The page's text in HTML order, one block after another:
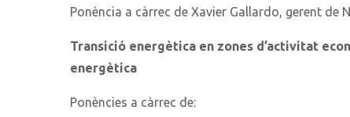
Ponència a càrrec de Xavier Gallardo, gerent de
Transició energètica en zones d’activitat
energètica
Ponències a càrrec de: